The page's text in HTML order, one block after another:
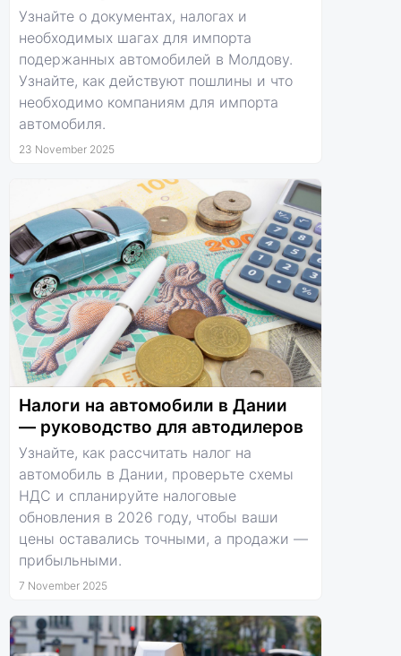
Узнайте о документах, налогах и
необходимых шагах для импорта
подержанных автомобилей в Молдову.
Узнайте, как действуют пошлины и что
необходимо компаниям для импорта
автомобиля.
23 November 2025
Налоги на автомобили в Дании
— руководство для автодилеров
Узнайте, как рассчитать налог на
автомобиль в Дании, проверьте схемы
НДС и спланируйте налоговые
обновления в 2026 году, чтобы ваши
цены оставались точными, а продажи —
прибыльными.
7 November 2025